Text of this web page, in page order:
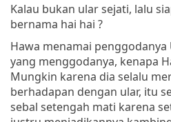
Kalau bukan ular sejati, lalu
bernama hai hai ?
Hawa menamai
yang menggodanya, kenapa
Mungkin karena dia selalu
berhadapan dengan ular, itu
sebal setengah mati karena